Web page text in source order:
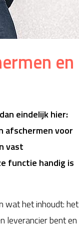
en
eindelijk hier:
afschermen voor
vast
functie handig is
wat het inhoudt: het
leverancier bent en